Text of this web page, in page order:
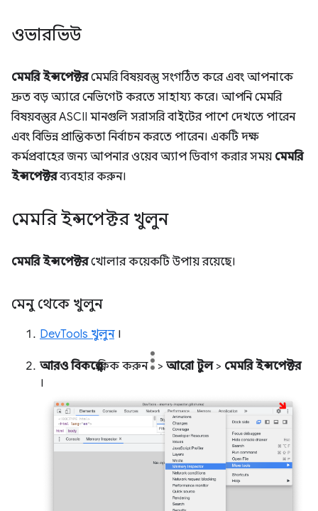
ওভারভিউ
মেমরি ইন্সপেক্টরমেমরি বিষয়বস্তু সংগঠিত করে এবং আপনাকে
দ্রুত বড় অ্যারে নেভিগেট করতে সাহায্য করে। আপনি মেমরি
বিষয়বস্তুর ASCII মানগুলি সরাসরি বাইটের পাশে দেখতে পারেন
এবং বিভিন্ন প্রান্তিকতা নির্বাচন করতে পারেন। একটি দক্ষ
কর্মপ্রবাহের জন্য আপনার ওয়েব অ্যাপ ডিবাগ করার সময় মেমরি
ইন্সপেক্টরব্যবহার করুন।
মেমরি ইন্সপেক্টর খুলুন
মেমরি ইন্সপেক্টরখোলার কয়েকটি উপায় রয়েছে।
মেনু থেকে খুলুন
DevTools খুলুন।
আরও বিকল্পেক্লিক করুন > আরো টুল> মেমরি ইন্সপেক্টর
।